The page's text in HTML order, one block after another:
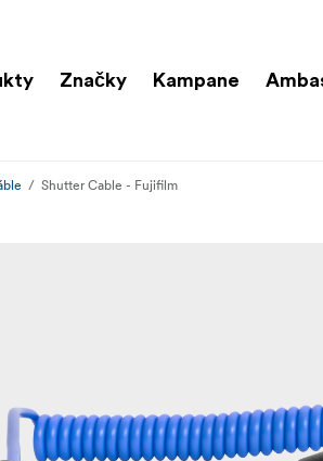
Značky Kampane
Shutter Cable - Fujifilm